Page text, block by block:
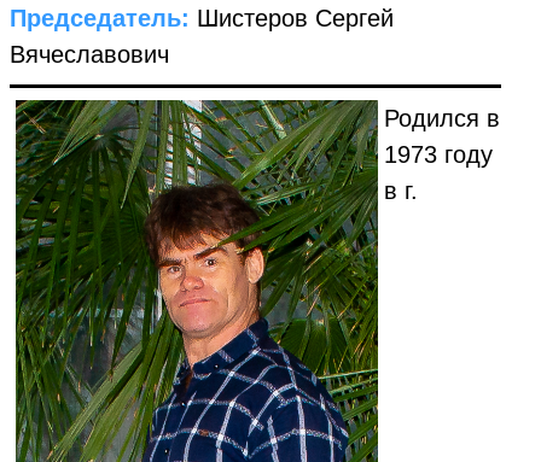
Председатель: Шистеров Сергей
Вячеславович
Родился в
1973 году
в г.